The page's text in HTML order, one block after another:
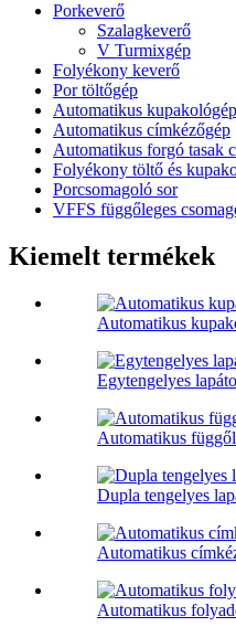
Porkeverő
Szalagkeverő
V Turmixgép
Folyékony keverő
Por töltőgép
Automatikus kupakológép
Automatikus címkézőgép
Automatikus forgó tasak
Folyékony töltő és
Porcsomagoló sor
VFFS függőleges
Kiemelt termékek
Automatikus
Egytengelyes
Automatikus
Dupla tengelyes
Automatikus
Automatikus